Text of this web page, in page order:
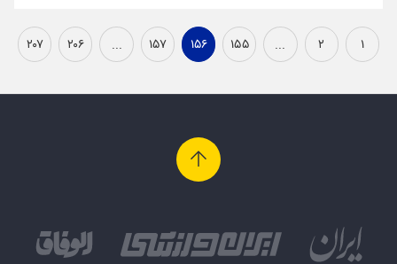
۱ ۲ ... ۱۵۵ ۱۵۶ ۱۵۷ ... ۲۰۶ ۲۰۷